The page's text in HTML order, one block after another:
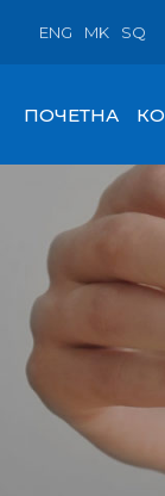
ENG MK SQ
ПОЧЕТНА